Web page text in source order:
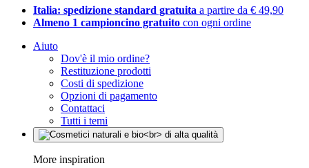
Italia: spedizione standard gratuita a partire da € 49,90
Almeno 1 campioncino gratuito con ogni ordine
Aiuto
Dov'è il mio ordine?
Restituzione prodotti
Costi di spedizione
Opzioni di pagamento
Contattaci
Tutti i temi
More inspiration